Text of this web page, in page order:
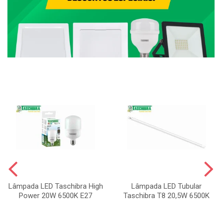
Lâmpada LED Taschibra High
Power 20W 6500K E27
Lâmpada LED Tubular
Taschibra T8 20,5W 6500K